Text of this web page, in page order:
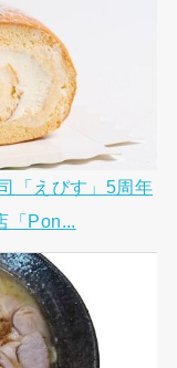
「えびす」5周年
Pon...